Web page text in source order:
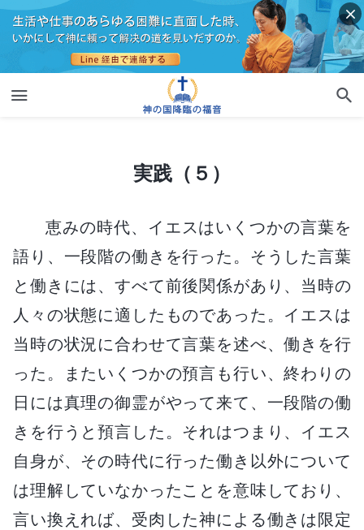
実践（５）
恵みの時代、イエスはいくつかの言葉を
語り、一段階の働きを行った。そうした言葉
と働きには、すべて前後関係があり、当時の
人々の状態に適したものであった。イエスは
当時の状況に合わせて言葉を述べ、働きを行
った。またいくつかの預言も行い、終わりの
日には真理の御霊がやって来て、一段階の働
きを行うと預言した。それはつまり、イエス
自身が、その時代に行った働き以外について
は理解していなかったことを意味しており、
言い換えれば、受肉した神による働きは限定